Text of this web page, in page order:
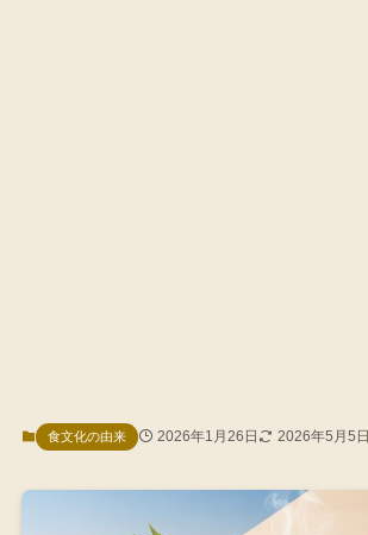
食文化の由来 2026年1月26日 2026年5月5日